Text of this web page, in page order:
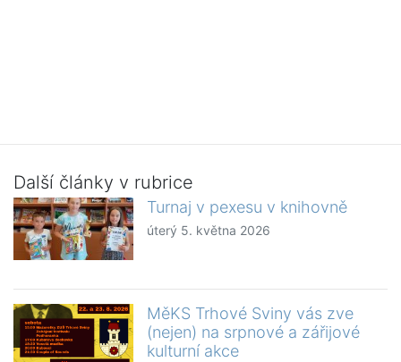
Další články v rubrice
Turnaj v pexesu v knihovně
úterý 5. května 2026
MěKS Trhové Sviny vás zve
(nejen) na srpnové a zářijové
kulturní akce